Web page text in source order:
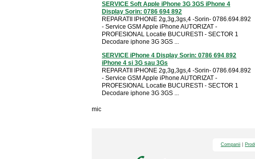
SERVICE Soft Apple iPhone 3G 3GS iPhone 4
Display Sorin: 0786 694 892
REPARATII IPHONE 2g,3g,3gs,4 -Sorin- 0786.694.892
- Service GSM Apple iPhone AUTORIZAT -
PROFESIONAL Locatie BUCURESTI - SECTOR 1
Decodare iphone 3G 3GS ...
SERVICE iPhone 4 Display Sorin: 0786 694 892
iPhone 4 si 3G sau 3Gs
REPARATII IPHONE 2g,3g,3gs,4 -Sorin- 0786.694.892
- Service GSM Apple iPhone AUTORIZAT -
PROFESIONAL Locatie BUCURESTI - SECTOR 1
Decodare iphone 3G 3GS ...
mic
Companii